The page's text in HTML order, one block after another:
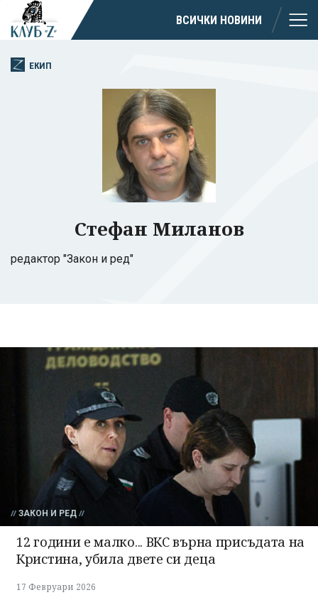
ВСИЧКИ НОВИНИ
ЕКИП
Стефан Миланов
редактор "Закон и ред"
ЗАКОН И РЕД
12 години е малко... ВКС върна присъдата на
Кристина, убила двете си деца
17 Февруари 2026